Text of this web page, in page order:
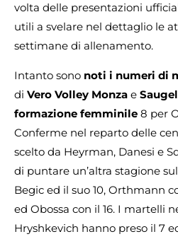
volta delle presentazioni
utili a svelare nel dettaglio le
settimane di allenamento.
Intanto sono noti i numeri di
di Vero Volley Monza e
formazione femminile 8 per
Conferme nel reparto delle
scelto da Heyrman, Danesi e
di puntare un’altra stagione
Begic ed il suo 10, Orthmann
ed Obossa con il 16. I martelli
Hryshkevich hanno preso il 7